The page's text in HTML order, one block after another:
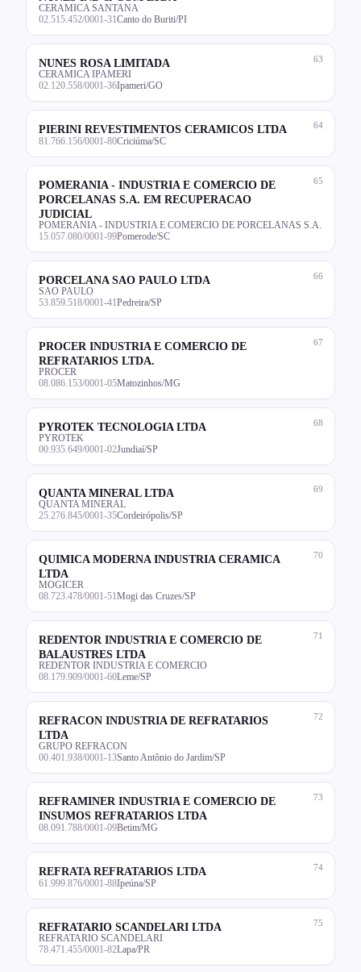
CERAMICA SANTANA
02.515.452/0001-31 Canto do Buriti/PI
63
NUNES ROSA LIMITADA
CERAMICA IPAMERI
02.120.558/0001-36Ipameri/GO
64
PIERINI REVESTIMENTOS CERAMICOS LTDA
81.766.156/0001-80Criciúma/SC
65
POMERANIA - INDUSTRIA E COMERCIO DE
PORCELANAS S.A. EM RECUPERACAO
JUDICIAL
POMERANIA - INDUSTRIA E COMERCIO DE PORCELANAS S.A.
15.057.080/0001-99Pomerode/SC
66
PORCELANA SAO PAULO LTDA
SAO PAULO
53.859.518/0001-41 Pedreira/SP
67
PROCER INDUSTRIA E COMERCIO DE
REFRATARIOS LTDA.
PROCER
08.086.153/0001-05Matozinhos/MG
68
PYROTEK TECNOLOGIA LTDA
PYROTEK
00.935.649/0001-02Jundiaí/SP
69
QUANTA MINERAL LTDA
QUANTA MINERAL
25.276.845/0001-35Cordeirópolis/SP
70
QUIMICA MODERNA INDUSTRIA CERAMICA
LTDA
MOGICER
08.723.478/0001-51 Mogi das Cruzes/SP
71
REDENTOR INDUSTRIA E COMERCIO DE
BALAUSTRES LTDA
REDENTOR INDUSTRIA E COMERCIO
08.179.909/0001-60Leme/SP
72
REFRACON INDUSTRIA DE REFRATARIOS
LTDA
GRUPO REFRACON
00.401.938/0001-13Santo Antônio do Jardim/SP
73
REFRAMINER INDUSTRIA E COMERCIO DE
INSUMOS REFRATARIOS LTDA
08.091.788/0001-09Betim/MG
74
REFRATA REFRATARIOS LTDA
61.999.876/0001-88Ipeúna/SP
75
REFRATARIO SCANDELARI LTDA
REFRATARIO SCANDELARI
78.471.455/0001-82Lapa/PR